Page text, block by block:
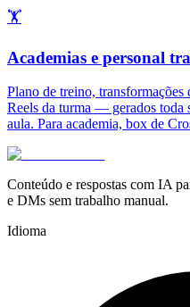
🏋️
Academias e personal
Plano de treino,
Reels da turma — gerados toda
aula. Para academia, box de
Conteúdo e respostas com IA
e DMs sem trabalho manual.
Idioma